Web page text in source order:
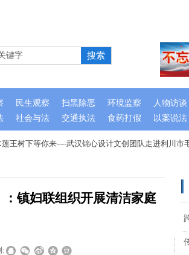
王树下等你来----武汉锦心设计文创团队走进利川市
社会与法 交通执法 食药打假 以案说法
搜索
民生观察 扫黑除恶 环境监察 人物访谈
镇妇联组织开展清洁家庭
: